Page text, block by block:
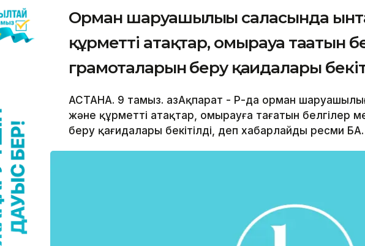
Орман шаруашылығы саласында
құрметті атақтар, омырауға тағатын
грамоталарын беру қағидалары
АСТАНА. 9 тамыз. ҚазАқпарат - ҚР-да орман
және құрметті атақтар, омырауға тағатын белгілер
беру қағидалары бекітілді, деп хабарлайды ресми БАҚ.